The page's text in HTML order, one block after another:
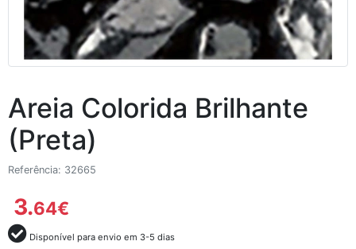
Areia Colorida Brilhante
(Preta)
Referência: 32665
3.64€
Disponível para envio em 3-5 dias